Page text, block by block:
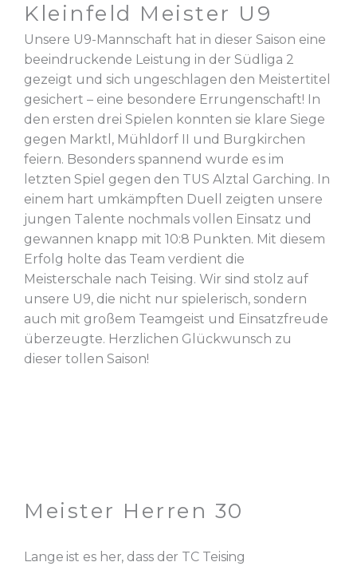
Kleinfeld Meister U9
Unsere U9-Mannschaft hat in dieser Saison eine
beeindruckende Leistung in der Südliga 2
gezeigt und sich ungeschlagen den Meistertitel
gesichert – eine besondere Errungenschaft! In
den ersten drei Spielen konnten sie klare Siege
gegen Marktl, Mühldorf II und Burgkirchen
feiern. Besonders spannend wurde es im
letzten Spiel gegen den TUS Alztal Garching. In
einem hart umkämpften Duell zeigten unsere
jungen Talente nochmals vollen Einsatz und
gewannen knapp mit 10:8 Punkten. Mit diesem
Erfolg holte das Team verdient die
Meisterschale nach Teising. Wir sind stolz auf
unsere U9, die nicht nur spielerisch, sondern
auch mit großem Teamgeist und Einsatzfreude
überzeugte. Herzlichen Glückwunsch zu
dieser tollen Saison!
Meister Herren 30
Lange ist es her, dass der TC Teising